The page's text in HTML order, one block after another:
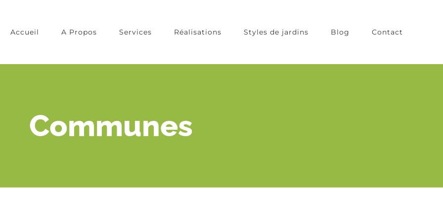
Accueil A Propos Services Réalisations Styles de jardins Blog Contact
Communes